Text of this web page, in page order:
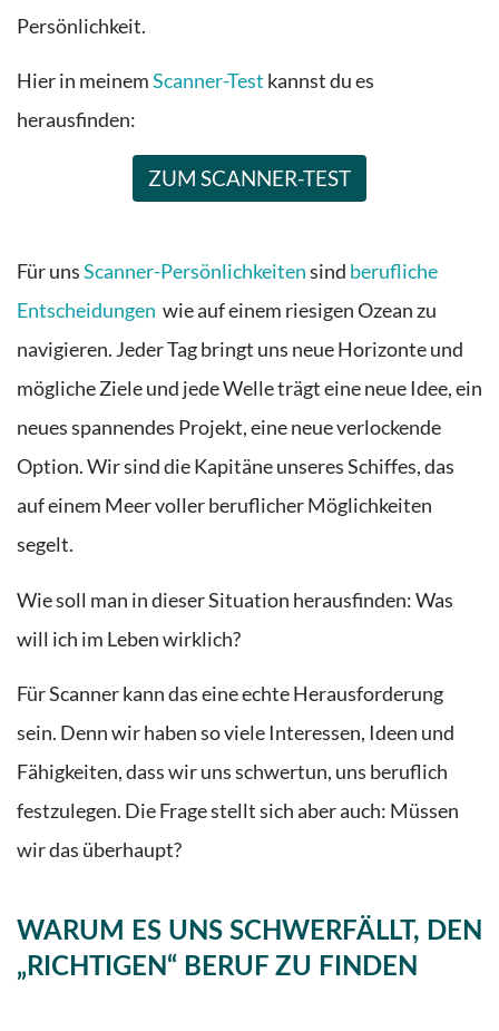
Persönlichkeit.
Hier in meinemScanner-Test kannst du es
herausfinden:
ZUM SCANNER-TEST
Für unsScanner-Persönlichkeitensind berufliche
Entscheidungen wie auf einem riesigen Ozean zu
navigieren. Jeder Tag bringt uns neue Horizonte und
mögliche Ziele und jede Welle trägt eine neue Idee, ein
neues spannendes Projekt, eine neue verlockende
Option. Wir sind die Kapitäne unseres Schiffes, das
auf einem Meer voller beruflicher Möglichkeiten
segelt.
Wie soll man in dieser Situation herausfinden: Was
will ich im Leben wirklich?
Für Scanner kann das eine echte Herausforderung
sein. Denn wir haben so viele Interessen, Ideen und
Fähigkeiten, dass wir uns schwertun, uns beruflich
festzulegen. Die Frage stellt sich aber auch: Müssen
wir das überhaupt?
WARUM ES UNS SCHWERFÄLLT, DEN
„RICHTIGEN“ BERUF ZU FINDEN